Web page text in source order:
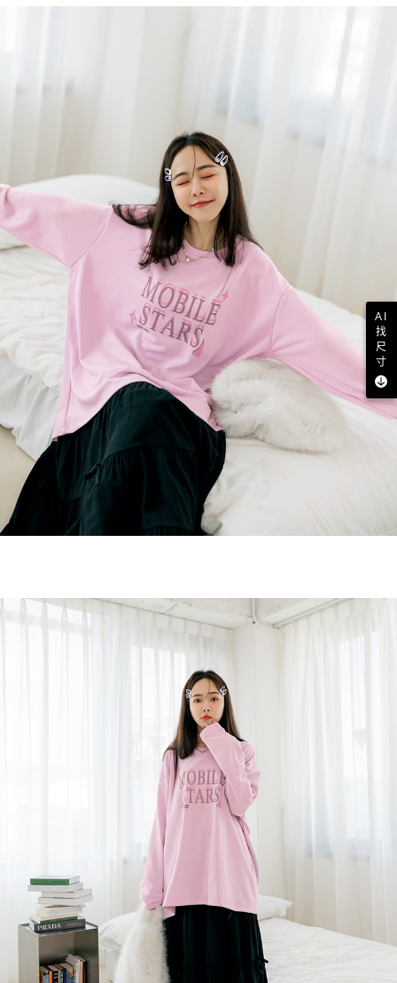
AI
找
尺
寸